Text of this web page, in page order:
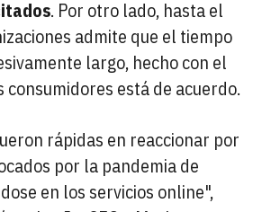
. Por otro lado, hasta el
admite que el tiempo
largo, hecho con el
consumidores está de acuerdo.
rápidas en reaccionar por
por la pandemia de
en los servicios online",